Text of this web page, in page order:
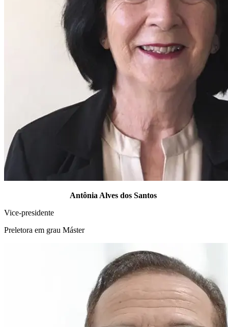
Antônia Alves dos Santos
Vice-presidente
Preletora em grau Máster